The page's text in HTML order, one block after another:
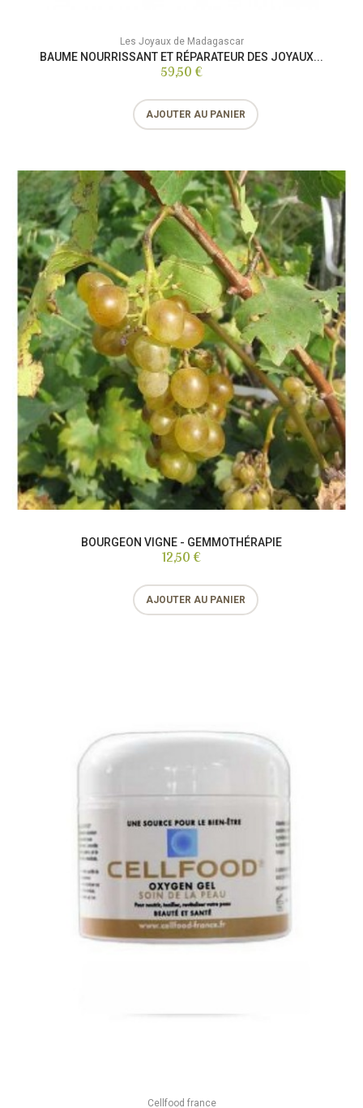
Les Joyaux de Madagascar
BAUME NOURRISSANT ET RÉPARATEUR DES JOYAUX...
59,50 €
AJOUTER AU PANIER
BOURGEON VIGNE - GEMMOTHÉRAPIE
12,50 €
AJOUTER AU PANIER
Cellfood france